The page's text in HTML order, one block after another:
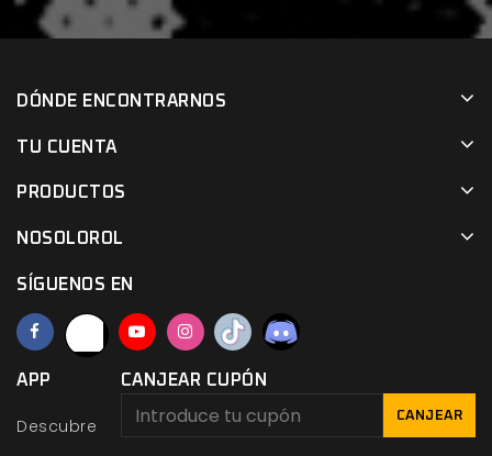
DÓNDE ENCONTRARNOS
TU CUENTA
PRODUCTOS
NOSOLOROL
SÍGUENOS EN
APP
Descubre
CANJEAR CUPÓN
CANJEAR